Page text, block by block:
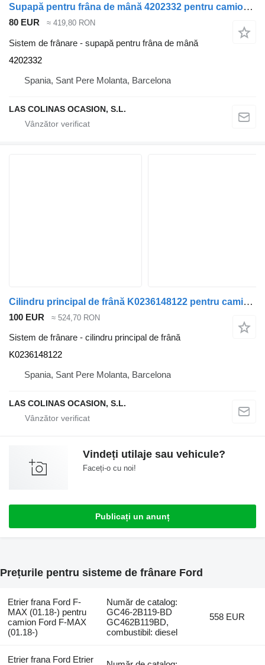
Supapă pentru frâna de mână 4202332 pentru camion Ford
80 EUR ≈ 419,80 RON
Sistem de frânare - supapă pentru frâna de mână
4202332
Spania, Sant Pere Molanta, Barcelona
LAS COLINAS OCASION, S.L.
Cilindru principal de frână K0236148122 pentru camion Ford Transit Caja Abierta (FY)(2000->)
100 EUR ≈ 524,70 RON
Sistem de frânare - cilindru principal de frână
K0236148122
Spania, Sant Pere Molanta, Barcelona
LAS COLINAS OCASION, S.L.
Vindeți utilaje sau vehicule?
Faceți-o cu noi!
Publicați un anunț
Prețurile pentru sisteme de frânare Ford
Etrier frana Ford F-
MAX (01.18-) pentru
camion Ford F-MAX
(01.18-)
Număr de catalog:
GC46-2B119-BD
GC462B119BD,
combustibil: diesel
558 EUR
Etrier frana Ford Etrier